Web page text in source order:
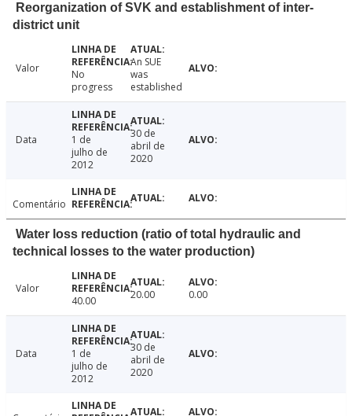
Reorganization of SVK and establishment of inter-
district unit
Valor
No
progress
An SUE
was
established
Data
1 de
julho de
2012
30 de
abril de
2020
Comentário
Water loss reduction (ratio of total hydraulic and
technical losses to the water production)
Valor
40.00
20.00 0.00
Data
1 de
julho de
2012
30 de
abril de
2020